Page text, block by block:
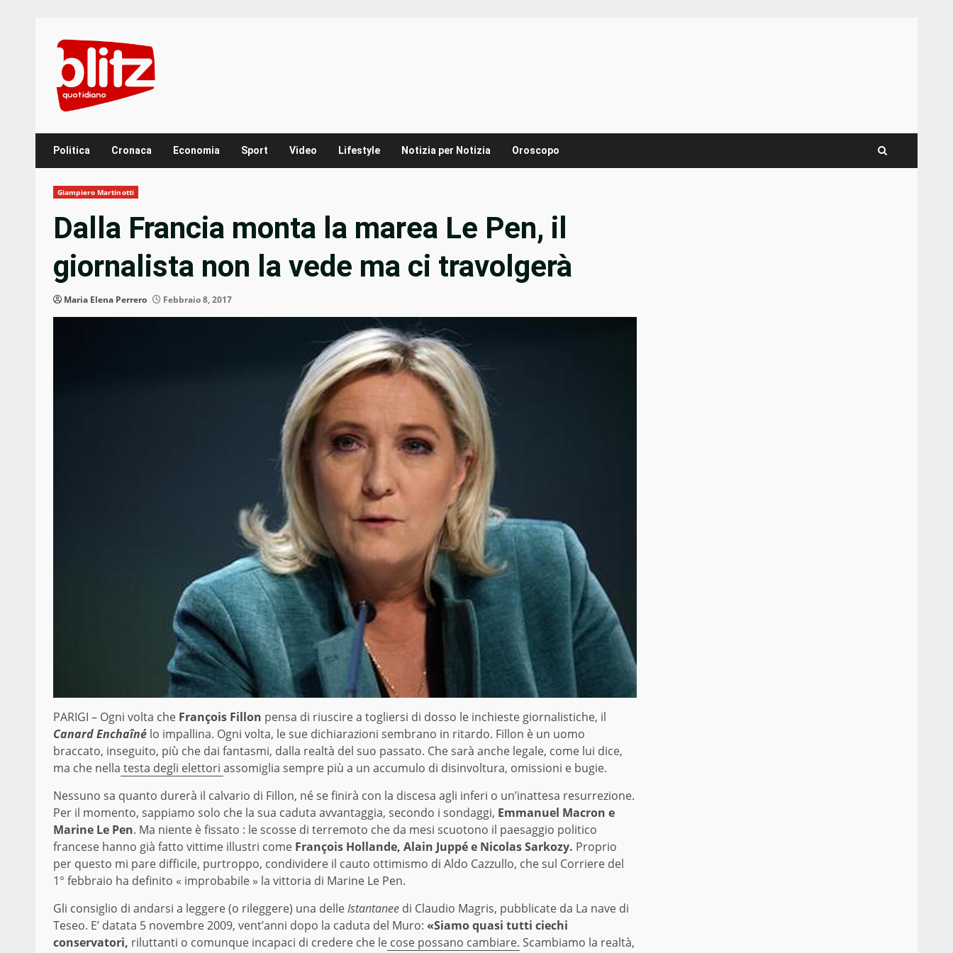
content
Politica Cronaca Economia Sport Video Lifestyle Notizia per Notizia Oroscopo
Giampiero Martinotti
Dalla Francia monta la marea Le Pen, il
giornalista non la vede ma ci travolgerà
Maria Elena Perrero Febbraio 8, 2017
PARIGI – Ogni volta che François Fillon pensa di riuscire a togliersi di dosso le inchieste giornalistiche, il
Canard Enchaîné lo impallina. Ogni volta, le sue dichiarazioni sembrano in ritardo. Fillon è un uomo
braccato, inseguito, più che dai fantasmi, dalla realtà del suo passato. Che sarà anche legale, come lui dice,
ma che nella testa degli elettori assomiglia sempre più a un accumulo di disinvoltura, omissioni e bugie.
Nessuno sa quanto durerà il calvario di Fillon, né se finirà con la discesa agli inferi o un’inattesa resurrezione.
Per il momento, sappiamo solo che la sua caduta avvantaggia, secondo i sondaggi, Emmanuel Macron e
Marine Le Pen. Ma niente è fissato : le scosse di terremoto che da mesi scuotono il paesaggio politico
francese hanno già fatto vittime illustri come François Hollande, Alain Juppé e Nicolas Sarkozy. Proprio
per questo mi pare difficile, purtroppo, condividere il cauto ottimismo di Aldo Cazzullo, che sul Corriere del
1° febbraio ha definito « improbabile » la vittoria di Marine Le Pen.
Gli consiglio di andarsi a leggere (o rileggere) una delleIstantanee di Claudio Magris, pubblicate da La nave di
Teseo. E’ datata 5 novembre 2009, vent’anni dopo la caduta del Muro: «Siamo quasi tutti ciechi
conservatori, riluttanti o comunque incapaci di credere che le cose possano cambiare. Scambiamo la realtà,